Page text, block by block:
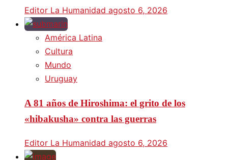
Editor La Humanidad agosto 6, 2026
América Latina
Cultura
Mundo
Uruguay
A 81 años de Hiroshima: el grito de los
«hibakusha» contra las guerras
Editor La Humanidad agosto 6, 2026